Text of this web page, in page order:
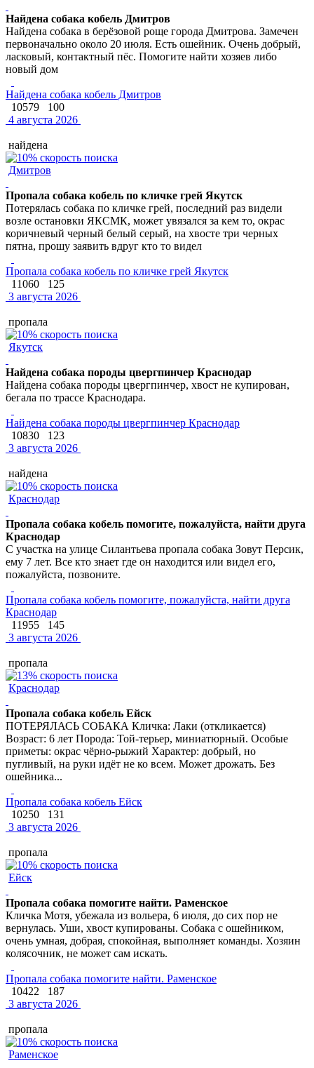
Найдена собака кобель Дмитров
Найдена собака в берёзовой роще города Дмитрова. Замечен
первоначально около 20 июля. Есть ошейник. Очень добрый,
ласковый, контактный пёс. Помогите найти хозяев либо
новый дом
Найдена собака кобель Дмитров
10579
100
4 августа 2026
найдена
Дмитров
Пропала собака кобель по кличке грей Якутск
Потерялась собака по кличке грей, последний раз видели
возле остановки ЯКСМК, может увязался за кем то, окрас
коричневый черный белый серый, на хвосте три черных
пятна, прошу заявить вдруг кто то видел
Пропала собака кобель по кличке грей Якутск
11060
125
3 августа 2026
пропала
Якутск
Найдена собака породы цвергпинчер Краснодар
Найдена собака породы цвергпинчер, хвост не купирован,
бегала по трассе Краснодара.
Найдена собака породы цвергпинчер Краснодар
10830
123
3 августа 2026
найдена
Краснодар
Пропала собака кобель помогите, пожалуйста, найти друга
Краснодар
С участка на улице Силантьева пропала собака Зовут Персик,
ему 7 лет. Все кто знает где он находится или видел его,
пожалуйста, позвоните.
Пропала собака кобель помогите, пожалуйста, найти друга
Краснодар
11955
145
3 августа 2026
пропала
Краснодар
Пропала собака кобель Ейск
ПОТЕРЯЛАСЬ СОБАКА Кличка: Лаки (откликается)
Возраст: 6 лет Порода: Той-терьер, миниатюрный. Особые
приметы: окрас чёрно-рыжий Характер: добрый, но
пугливый, на руки идёт не ко всем. Может дрожать. Без
ошейника...
Пропала собака кобель Ейск
10250
131
3 августа 2026
пропала
Ейск
Пропала собака помогите найти. Раменское
Кличка Мотя, убежала из вольера, 6 июля, до сих пор не
вернулась. Уши, хвост купированы. Собака с ошейником,
очень умная, добрая, спокойная, выполняет команды. Хозяин
колясочник, не может сам искать.
Пропала собака помогите найти. Раменское
10422
187
3 августа 2026
пропала
Раменское